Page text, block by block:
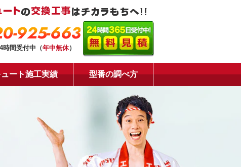
925-663
時間受付中（年中無休）
ート施工実績 型番の調べ方